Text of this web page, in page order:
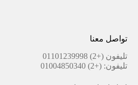
تواصل معنا
تليفون(+2) 01101239998
تليفون: (+2) 01004850340